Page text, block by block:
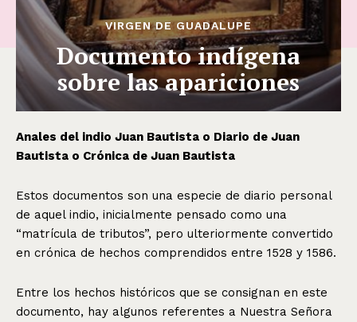
VIRGEN DE GUADALUPE
Documento indígena
sobre las apariciones
Anales del indio Juan Bautista o Diario de Juan
Bautista o Crónica de Juan Bautista
Estos documentos son una especie de diario personal
de aquel indio, inicialmente pensado como una
“matrícula de tributos”, pero ulteriormente convertido
en crónica de hechos comprendidos entre 1528 y 1586.
Entre los hechos históricos que se consignan en este
documento, hay algunos referentes a Nuestra Señora